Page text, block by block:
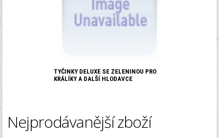
TYČINKY DELUXE SE ZELENINOU PRO
KRÁLÍKY A DALŠÍ HLODAVCE
Nejprodávanější zboží